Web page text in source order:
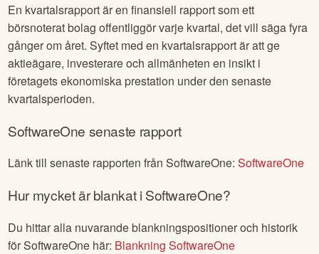
En kvartalsrapport är en finansiell rapport som ett
börsnoterat bolag offentliggör varje kvartal, det vill säga fyra
gånger om året. Syftet med en kvartalsrapport är att ge
aktieägare, investerare och allmänheten en insikt i
företagets ekonomiska prestation under den senaste
kvartalsperioden.
SoftwareOne senaste rapport
Länk till senaste rapporten frånSoftwareOne:SoftwareOne
Hur mycket är blankat iSoftwareOne?
Du hittar alla nuvarande blankningspositioner och historik
förSoftwareOne här: BlankningSoftwareOne